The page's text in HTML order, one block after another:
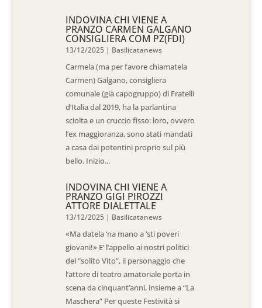
INDOVINA CHI VIENE A
PRANZO CARMEN GALGANO
CONSIGLIERA COM PZ(FDI)
13/12/2025 | Basilicatanews
Carmela (ma per favore chiamatela
Carmen) Galgano, consigliera
comunale (già capogruppo) di Fratelli
d’Italia dal 2019, ha la parlantina
sciolta e un cruccio fisso: loro, ovvero
l’ex maggioranza, sono stati mandati
a casa dai potentini proprio sul più
bello. Inizio...
INDOVINA CHI VIENE A
PRANZO GIGI PIROZZI
ATTORE DIALETTALE
13/12/2025 | Basilicatanews
«Ma datela ‘na mano a ‘sti poveri
giovani!» E’ l’appello ai nostri politici
del “solito Vito”, il personaggio che
l’attore di teatro amatoriale porta in
scena da cinquant’anni, insieme a “La
Maschera” Per queste Festività si